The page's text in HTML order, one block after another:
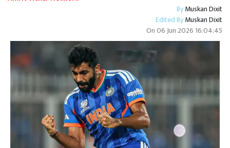
ByMuskan Dixit
Edited ByMuskan Dixit
On06 Jun 2026 16:04:45